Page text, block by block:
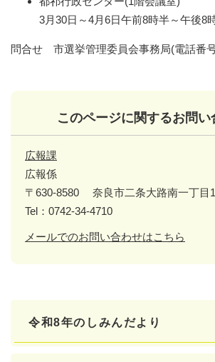
3月30日～4月6日午前8時半～午後8
問合せ 市選挙管理委員会事務局(電話番
このページに関するお問い
広報課
広報係
〒630-8580
奈良市二条大路南一丁目
Tel：0742-34-4710
メールでのお問い合わせはこちら
令和8年のしみんだより